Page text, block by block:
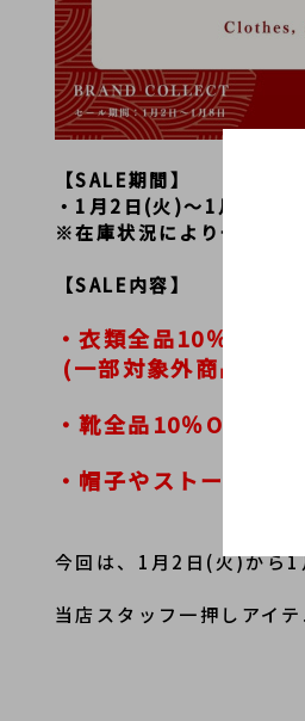
【SALE期間】
・1月2日(火)～1月8日(月
※在庫状況により予告なく
【SALE内容】
・衣類全品10％OFF
(一部対象外商品がご
・靴全品10％OFF
・帽子やストール、
今回は、1月2日(火)から
当店スタッフ一押しアイ